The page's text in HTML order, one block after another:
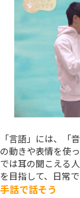
「言語」には、「
の動きや表情を使
では耳の聞こえる
を目指して、日常
手話で話そう